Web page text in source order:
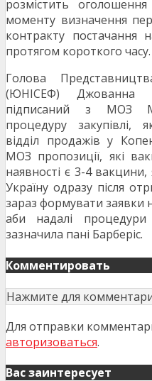
розмістить
моменту визначення
контракту постачання
протягом короткого часу.
Голова
(ЮНІСЕФ) Джованна
підписаний з МОЗ
процедуру закупівлі,
відділ продажів у
МОЗ пропозиції, які
наявності є 3-4
Україну одразу після
зараз формувати заявки
аби надалі
зазначила пані Барберіс.
Комментировать
Нажмите для
Для отправки
авторизоваться.
Вас заинтересует